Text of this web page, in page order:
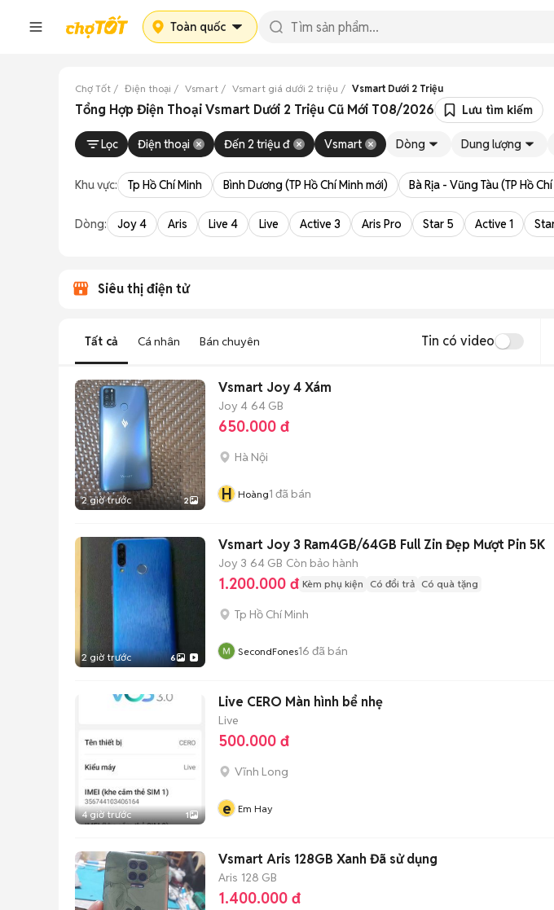
Toàn quốc
Chợ Tốt Điện thoại Vsmart Vsmart giá dưới 2 triệu Vsmart Dưới 2 Triệu
Tổng Hợp Điện Thoại Vsmart Dưới 2 Triệu Cũ Mới T08/2026 Lưu tìm kiếm
Lọc Điện thoại Đến 2 triệu đ Vsmart Dòng Dung lượng
Khu vực: Tp Hồ Chí Minh Bình Dương (TP Hồ Chí Minh mới) Bà Rịa - Vũng Tàu (TP Hồ
Dòng: Joy 4 Aris Live 4 Live Active 3 Aris Pro Star 5 Active 1
Siêu thị điện tử
Tất cả Cá nhân Bán chuyên Tin có video
2 giờ trước 2
Vsmart Joy 4 Xám
Joy 4 64 GB
650.000 đ
Hà Nội
H Hoàng1 đã bán
2 giờ trước 6
Vsmart Joy 3 Ram4GB/64GB Full Zin Đẹp Mượt Pin 5K
Joy 3 64 GB Còn bảo hành
1.200.000 đ Kèm phụ kiện Có đổi trả Có quà tặng
Tp Hồ Chí Minh
SecondFones16 đã bán
4 giờ trước 1
Live CERO Màn hình bể nhẹ
Live
500.000 đ
Vĩnh Long
e Em Hay
Vsmart Aris 128GB Xanh Đã sử dụng
Aris 128 GB
1.400.000 đ